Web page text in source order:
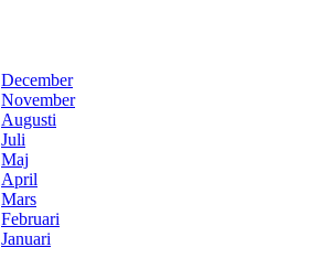
December
November
Augusti
Juli
Maj
April
Mars
Februari
Januari